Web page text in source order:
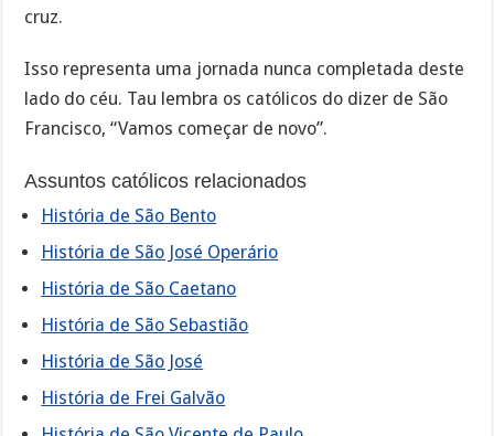
cruz.
Isso representa uma jornada nunca completada deste
lado do céu. Tau lembra os católicos do dizer de São
Francisco, “Vamos começar de novo”.
Assuntos católicos relacionados
História de São Bento
História de São José Operário
História de São Caetano
História de São Sebastião
História de São José
História de Frei Galvão